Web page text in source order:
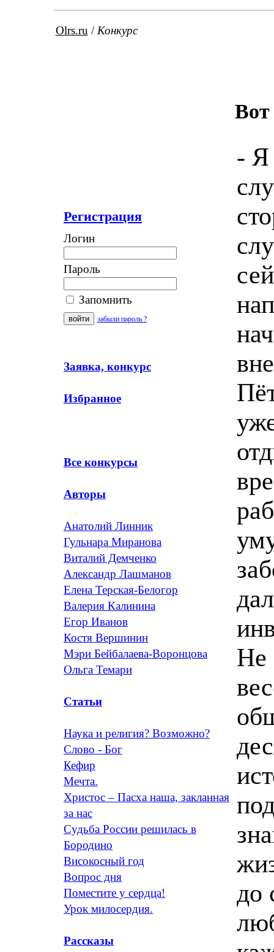
Olrs.ru / Конкурс
Регистрация
Логин
Пароль
Запомнить
забыли пароль ?
Заявка, конкурс
Избранное
Все конкурсы
Авторы
Анатолий Линник
Гульнара Миранова
Виталий Демченко
Александр Лашманов
Елена Терская-Белогор
Валерия Калинина
Егор Иванов
Костя Вершинин
Мэри Бейбалаева-Воронцова
Ольга Темари
Статьи
Наука и религия? Возможно?
Слово - Бог
Кефир
Мечта.
Христос – Пасха наша, закланная
за нас
Судьба России решилась в
Бородино
Високосный год
Вопрос дня
Поместите у сердца!
Урок милосердия.
Рассказы
Вот
- Я
Не
до